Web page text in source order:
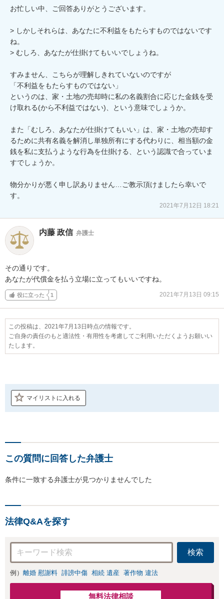
お忙しい中、ご回答ありがとうございます。
> しかしそれらは、あなたに不利益をもたらすものではないです
ね。
> むしろ、あなたが仕掛けてもいいでしょうね。
すみません、こちらが理解しきれていないのですが
「不利益をもたらすものではない」
というのは、家・土地の売却時に私の名義割合に応じた金銭を受
け取れる(から不利益ではない)、という意味でしょうか。
また「むしろ、あなたが仕掛けてもいい」は、家・土地の売却す
るために共有名義を解消し単独所有にする代わりに、相当額の金
銭を私に支払うような行為を仕掛ける、という認識で合っていま
すでしょうか。
物分かりが悪く申し訳ありません…ご教示頂けましたら幸いで
す。
2021年7月12日 18:21
内藤 政信 弁護士
その通りです。
あなたが代償金を払う立場に立ってもいいですね。
役に立った 1 2021年7月13日 09:15
この投稿は、2021年7月13日時点の情報です。
ご自身の責任のもと適法性・有用性を考慮してご利用いただくようお願いい
たします。
マイリストに入れる
この質問に回答した弁護士
条件に一致する弁護士が見つかりませんでした
法律Q&Aを探す
検索
例） 離婚 慰謝料 誹謗中傷 相続 遺産 著作物 違法
無料法律相談